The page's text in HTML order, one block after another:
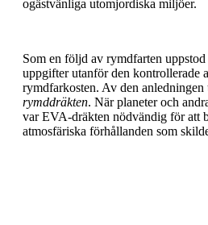
ogästvänliga utomjordiska miljöer.
Som en följd av rymdfarten
uppgifter utanför den kontrollerade
rymdfarkosten. Av den anledningen
rymddräkten. När planeter och
var EVA-dräkten nödvändig för att
atmosfäriska förhållanden som